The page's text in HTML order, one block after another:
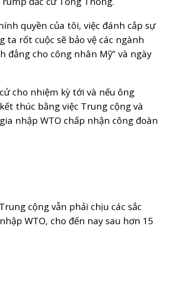
quyền của tôi, việc đánh cắp sự
ta rốt cuộc sẽ bảo vệ các ngành
cho công nhân Mỹ” và ngày
cho nhiệm kỳ tới và nếu ông
thúc bằng việc Trung cộng và
nhập WTO chấp nhận công đoàn
cộng vẫn phải chịu các sắc
WTO, cho đến nay sau hơn 15